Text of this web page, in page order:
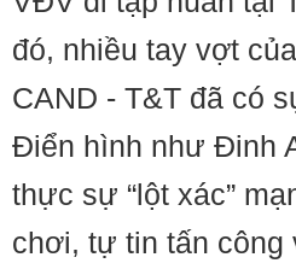
đó, nhiều tay vợt
CAND - T&T đã có
Điển hình như Đinh
thực sự “lột xác”
chơi, tự tin tấn công